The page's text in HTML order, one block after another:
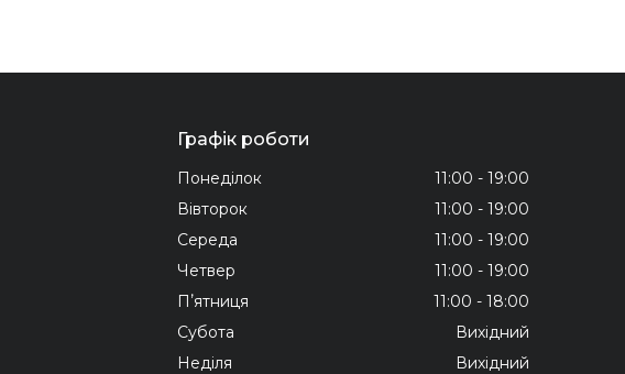
Графік роботи
Понеділок 11:00
19:00
Вівторок
11:00
19:00
Середа
11:00
19:00
Четвер
11:00
19:00
Пʼятниця
11:00
18:00
Субота
Вихідний
Неділя
Вихідний